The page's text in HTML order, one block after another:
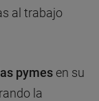
al trabajo
pymes en su
la